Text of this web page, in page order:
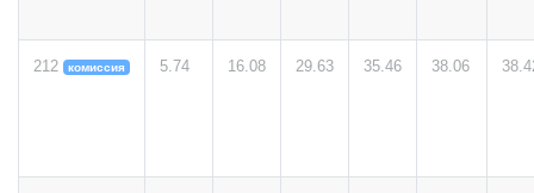
212 комиссия 5.74 16.08 29.63 35.46 38.06